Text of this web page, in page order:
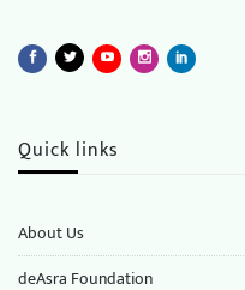
Quick links
About Us
deAsra Foundation